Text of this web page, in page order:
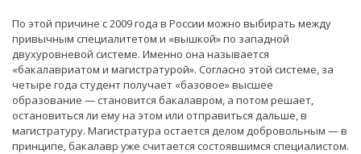
По этой причине с 2009 года в России можно выбирать между
привычным специалитетом и «вышкой» по западной
двухуровневой системе. Именно она называется
«бакалавриатом и магистратурой». Согласно этой системе, за
четыре года студент получает «базовое» высшее
образование — становится бакалавром, а потом решает,
остановиться ли ему на этом или отправиться дальше, в
магистратуру. Магистратура остается делом добровольным — в
принципе, бакалавр уже считается состоявшимся специалистом.